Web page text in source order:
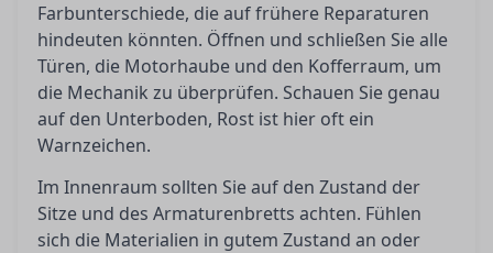
Farbunterschiede, die auf frühere Reparaturen
hindeuten könnten. Öffnen und schließen Sie alle
Türen, die Motorhaube und den Kofferraum, um
die Mechanik zu überprüfen. Schauen Sie genau
auf den Unterboden, Rost ist hier oft ein
Warnzeichen.
Im Innenraum sollten Sie auf den Zustand der
Sitze und des Armaturenbretts achten. Fühlen
sich die Materialien in gutem Zustand an oder